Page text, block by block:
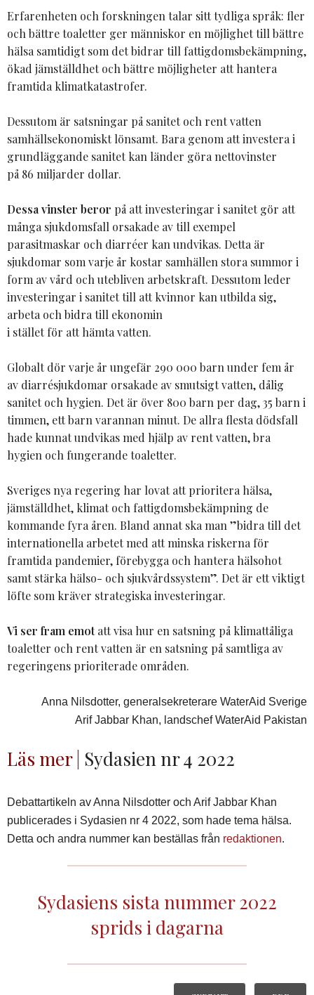
Erfarenheten och forskningen talar sitt tydliga språk: fler
och bättre toaletter ger människor en möjlighet till bättre
hälsa samtidigt som det bidrar till fattigdomsbekämpning,
ökad jämställdhet och bättre möjligheter att hantera
framtida klimatkatastrofer.
Dessutom är satsningar på sanitet och rent vatten
samhällsekonomiskt lönsamt. Bara genom att investera i
grundläggande sanitet kan länder göra nettovinster
på 86 miljarder dollar.
Dessa vinster beror på att investeringar i sanitet gör att
många sjukdomsfall orsakade av till exempel
parasitmaskar och diarréer kan undvikas. Detta är
sjukdomar som varje år kostar samhällen stora summor i
form av vård och utebliven arbetskraft. Dessutom leder
investeringar i sanitet till att kvinnor kan utbilda sig,
arbeta och bidra till ekonomin
i stället för att hämta vatten.
Globalt dör varje år ungefär 290 000 barn under fem år
av diarrésjukdomar orsakade av smutsigt vatten, dålig
sanitet och hygien. Det är över 800 barn per dag, 35 barn i
timmen, ett barn varannan minut. De allra flesta dödsfall
hade kunnat undvikas med hjälp av rent vatten, bra
hygien och fungerande toaletter.
Sveriges nya regering har lovat att prioritera hälsa,
jämställdhet, klimat och fattigdomsbekämpning de
kommande fyra åren. Bland annat ska man ”bidra till det
internationella arbetet med att minska riskerna för
framtida pandemier, förebygga och hantera hälsohot
samt stärka hälso- och sjukvårdssystem”. Det är ett viktigt
löfte som kräver strategiska investeringar.
Vi ser fram emotatt visa hur en satsning på klimattåliga
toaletter och rent vatten är en satsning på samtliga av
regeringens prioriterade områden.
Anna Nilsdotter, generalsekreterare WaterAid Sverige
Arif Jabbar Khan, landschef WaterAid Pakistan
Läs mer | Sydasien nr 4 2022
Debattartikeln av Anna Nilsdotter och Arif Jabbar Khan
publicerades i Sydasien nr 4 2022, som hade tema hälsa.
Detta och andra nummer kan beställas från redaktionen.
Sydasiens sista nummer 2022
sprids i dagarna